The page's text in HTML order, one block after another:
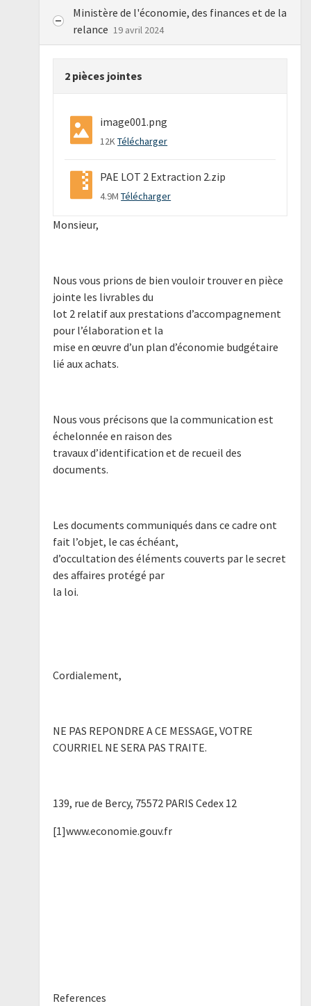
Ministère de l'économie, des finances et de la
relance 19 avril 2024
2 pièces jointes
image001.png
12KTélécharger
PAE LOT 2 Extraction 2.zip
4.9MTélécharger
Monsieur,
Nous vous prions de bien vouloir trouver en pièce
jointe les livrables du
lot 2 relatif aux prestations d’accompagnement
pour l’élaboration et la
mise en œuvre d’un plan d’économie budgétaire
lié aux achats.
Nous vous précisons que la communication est
échelonnée en raison des
travaux d’identification et de recueil des
documents.
Les documents communiqués dans ce cadre ont
fait l’objet, le cas échéant,
d’occultation des éléments couverts par le secret
des affaires protégé par
la loi.
Cordialement,
NE PAS REPONDRE A CE MESSAGE, VOTRE
COURRIEL NE SERA PAS TRAITE.
139, rue de Bercy, 75572 PARIS Cedex 12
[1]www.economie.gouv.fr
References